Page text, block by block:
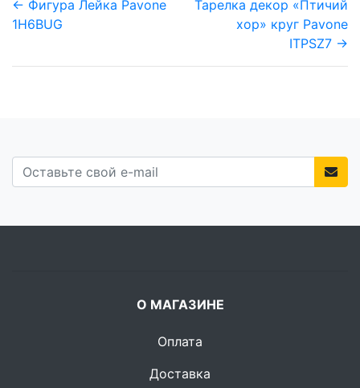
← Фигура Лейка Pavone
1H6BUG
Тарелка декор «Птичий
хор» круг Pavone
ITPSZ7 →
О МАГАЗИНЕ
Оплата
Доставка